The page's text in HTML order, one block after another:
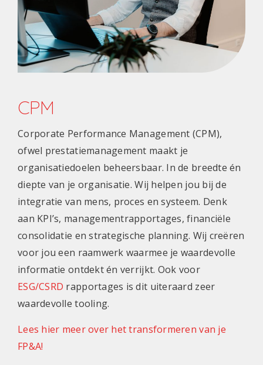
CPM
Corporate Performance Management (CPM),
ofwel prestatiemanagement maakt je
organisatiedoelen beheersbaar. In de breedte én
diepte van je organisatie. Wij helpen jou bij de
integratie van mens, proces en systeem. Denk
aan KPI’s, managementrapportages, financiële
consolidatie en strategische planning. Wij creëren
voor jou een raamwerk waarmee je waardevolle
informatie ontdekt én verrijkt. Ook voor
ESG/CSRD rapportages is dit uiteraard zeer
waardevolle tooling.
Lees hier meer over het transformeren van je
FP&A!